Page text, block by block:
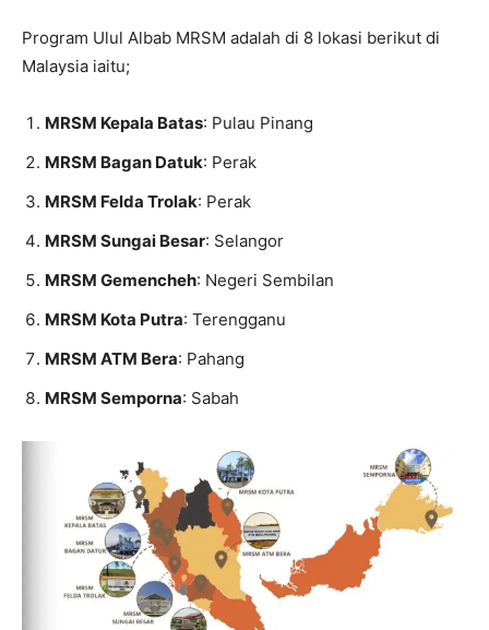
Program Ulul Albab MRSM adalah di 8 lokasi berikut di
Malaysia iaitu;
MRSM Kepala Batas: Pulau Pinang
MRSM Bagan Datuk: Perak
MRSM Felda Trolak: Perak
MRSM Sungai Besar: Selangor
MRSM Gemencheh: Negeri Sembilan
MRSM Kota Putra: Terengganu
MRSM ATM Bera: Pahang
MRSM Semporna: Sabah